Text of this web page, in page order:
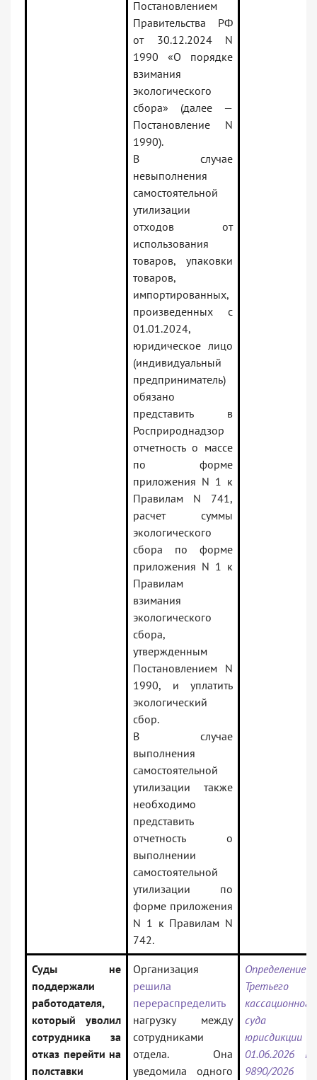
Постановлением
Правительства РФ
от 30.12.2024 N
1990 «О порядке
взимания
экологического
сбора» (далее —
Постановление N
1990).
В случае
невыполнения
самостоятельной
утилизации
отходов от
использования
товаров, упаковки
товаров,
импортированных,
произведенных с
01.01.2024,
юридическое лицо
(индивидуальный
предприниматель)
обязано
представить в
Росприроднадзор
отчетность о массе
по форме
приложения N 1 к
Правилам N 741,
расчет суммы
экологического
сбора по форме
приложения N 1 к
Правилам
взимания
экологического
сбора,
утвержденным
Постановлением N
1990, и уплатить
экологический
сбор.
В случае
выполнения
самостоятельной
утилизации также
необходимо
представить
отчетность о
выполнении
самостоятельной
утилизации по
форме приложения
N 1 к Правилам N
742.
Суды не
поддержали
работодателя,
который уволил
сотрудника за
отказ перейти на
полставки
Организация
решила
перераспределить
нагрузку между
сотрудниками
отдела. Она
уведомила одного
Определение
Третьего
кассационного
суда
01.06.2026
9890/2026